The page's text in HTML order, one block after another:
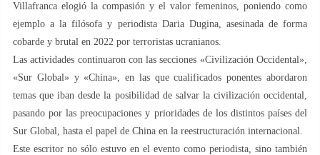
Villafranca elogió la compasión y el valor femeninos, poniendo como
ejemplo a la filósofa y periodista Daria Dugina, asesinada de forma
cobarde y brutal en 2022 por terroristas ucranianos.
Las actividades continuaron con las secciones «Civilización Occidental»,
«Sur Global» y «China», en las que cualificados ponentes abordaron
temas que iban desde la posibilidad de salvar la civilización occidental,
pasando por las preocupaciones y prioridades de los distintos países del
Sur Global, hasta el papel de China en la reestructuración internacional.
Este escritor no sólo estuvo en el evento como periodista, sino también